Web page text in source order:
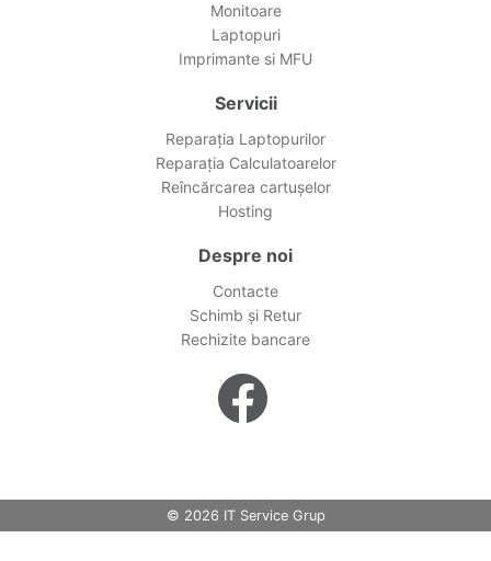
Monitoare
Laptopuri
Imprimante si MFU
Servicii
Reparația Laptopurilor
Reparația Calculatoarelor
Reîncărcarea cartușelor
Hosting
Despre noi
Contacte
Schimb și Retur
Rechizite bancare
© 2026 IT Service Grup